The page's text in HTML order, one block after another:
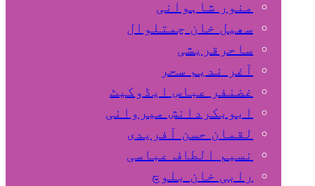
منور شاہوانی
سھیل خان چمتلوال
ساحرقریشی
آغر ندیم سحر
غضنفر عباس ایڈوکیٹ
ابوبکردانش میروانی
لقمان حسن آفریدی
نسیم الطاف عباسی
رابی خان بلوچ